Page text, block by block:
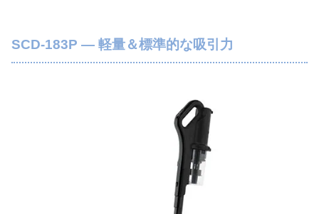
SCD-183P — 軽量＆標準的な吸引力